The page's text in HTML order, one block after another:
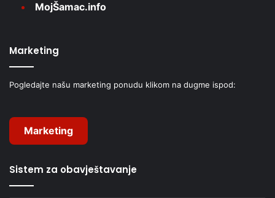
MojŠamac.info
Marketing
Pogledajte našu marketing ponudu klikom na dugme ispod:
Marketing
Sistem za obavještavanje